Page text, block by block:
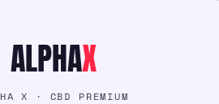
ALPHAX
X · CBD PREMIUM